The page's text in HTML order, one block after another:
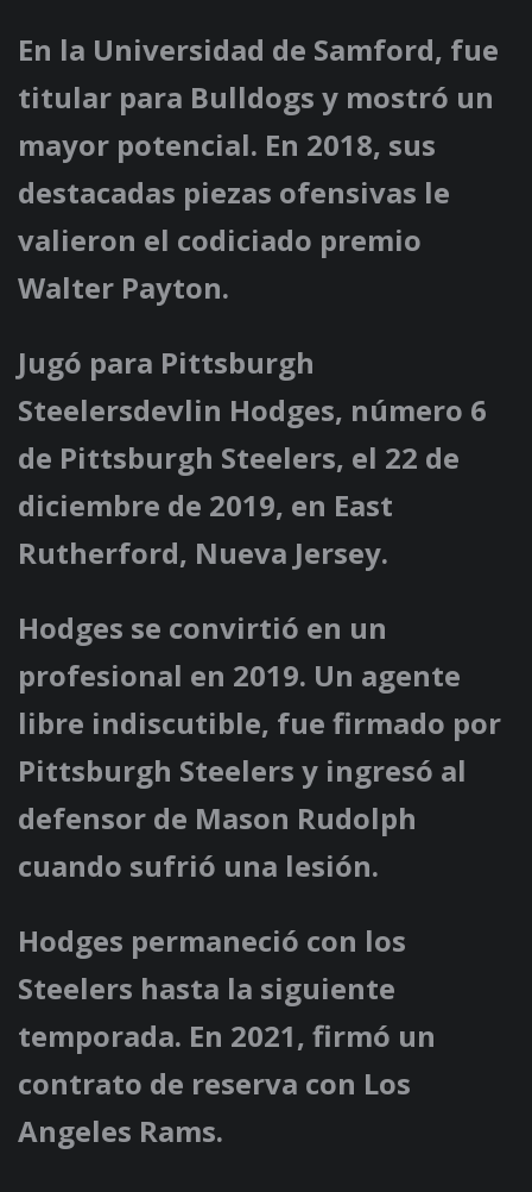
En la Universidad de Samford, fue
titular para Bulldogs y mostró un
mayor potencial. En 2018, sus
destacadas piezas ofensivas le
valieron el codiciado premio
Walter Payton.
Jugó para Pittsburgh
Steelersdevlin Hodges, número 6
de Pittsburgh Steelers, el 22 de
diciembre de 2019, en East
Rutherford, Nueva Jersey.
Hodges se convirtió en un
profesional en 2019. Un agente
libre indiscutible, fue firmado por
Pittsburgh Steelers y ingresó al
defensor de Mason Rudolph
cuando sufrió una lesión.
Hodges permaneció con los
Steelers hasta la siguiente
temporada. En 2021, firmó un
contrato de reserva con Los
Angeles Rams.